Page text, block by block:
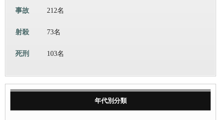
事故 212名
射殺 73名
死刑 103名
年代別分類